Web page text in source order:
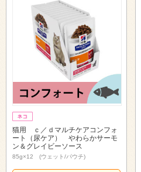
猫用 ｃ／ｄマルチケアコンフォ
ート（尿ケア） やわらかサーモ
ン＆グレイビーソース
85g×12 (ウェット/パウチ)